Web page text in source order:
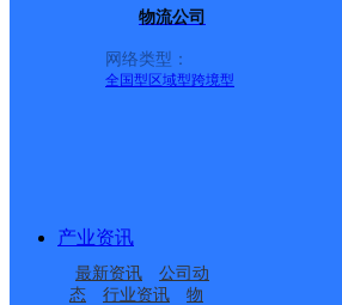
物流公司
网络类型：
全国型 区域型跨境型
产业资讯
最新资讯
公司动
态
行业资讯
物
家电;李涛蜂业;泽宁超市;西潼旅社
阳光汽车装潢;强艳招待所;蜗居宾
理处;西潼路西一路丁字口路南陕
店;康乐小区;西潼路日间照料中心;
汽修;骏捷汽修;祥瑞宾馆;小阳超市
成都饭店;蕾蕾超市;婷婷招待所;师
市;玉成超市;百姓面馆;知心人大药
渭南临渭